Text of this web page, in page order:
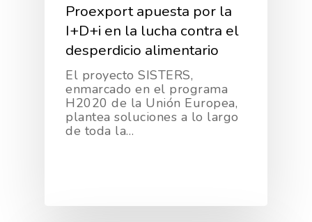
Proexport apuesta por la
I+D+i en la lucha contra el
desperdicio alimentario
El proyecto SISTERS,
enmarcado en el programa
H2020 de la Unión Europea,
plantea soluciones a lo largo
de toda la…